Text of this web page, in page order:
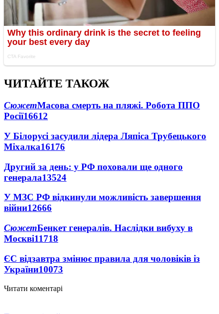
ЧИТАЙТЕ ТАКОЖ
СюжетМасова смерть на пляжі. Робота ППО
Росії16612
У Білорусі засудили лідера Ляпіса Трубецького
Міхалка16176
Другий за день: у РФ поховали ще одного
генерала13524
У МЗС РФ відкинули можливість завершення
війни12666
СюжетБенкет генералів. Наслідки вибуху в
Москві11718
ЄС відзавтра змінює правила для чоловіків із
України10073
Читати коментарі